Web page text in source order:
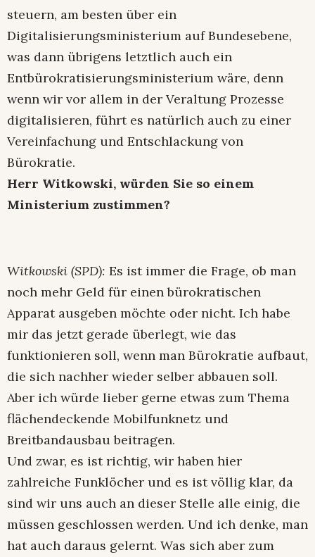
steuern, am besten über ein
Digitalisierungsministerium auf Bundesebene,
was dann übrigens letztlich auch ein
Entbürokratisierungsministerium wäre, denn
wenn wir vor allem in der Veraltung Prozesse
digitalisieren, führt es natürlich auch zu einer
Vereinfachung und Entschlackung von
Bürokratie.
Herr Witkowski, würden Sie so einem
Ministerium zustimmen?
Witkowski (SPD): Es ist immer die Frage, ob man
noch mehr Geld für einen bürokratischen
Apparat ausgeben möchte oder nicht. Ich habe
mir das jetzt gerade überlegt, wie das
funktionieren soll, wenn man Bürokratie aufbaut,
die sich nachher wieder selber abbauen soll.
Aber ich würde lieber gerne etwas zum Thema
flächendeckende Mobilfunknetz und
Breitbandausbau beitragen.
Und zwar, es ist richtig, wir haben hier
zahlreiche Funklöcher und es ist völlig klar, da
sind wir uns auch an dieser Stelle alle einig, die
müssen geschlossen werden. Und ich denke, man
hat auch daraus gelernt. Was sich aber zum